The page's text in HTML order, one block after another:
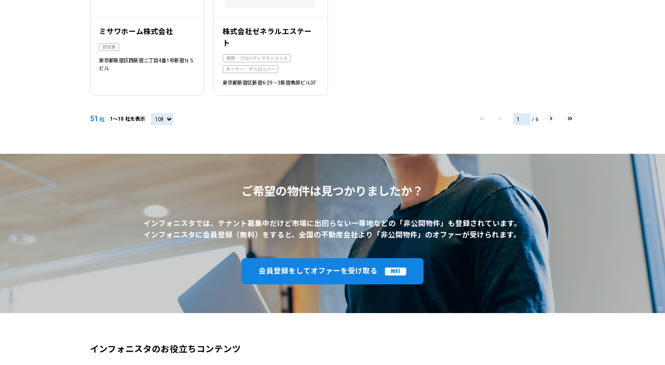
ミサワホーム株式会社
建設業
東京都新宿区西新宿二丁目4番1号新宿ＮＳ
ビル
株式会社ゼネラルエステー
ト
管理・プロパティマネジメント
オーナー・デベロッパー
東京都新宿区新宿6-29－3新宿桑原ビル3F
51 社 1〜10 社を表示 20社 / 6
ご希望の物件は見つかりましたか？
インフォニスタでは、テナント募集中だけど市場に出回らない一等地などの「非公開物件」も登録されています。
インフォニスタに会員登録（無料）をすると、全国の不動産会社より「非公開物件」のオファーが受けられます。
会員登録をしてオファーを受け取る 無料
インフォニスタのお役立ちコンテンツ